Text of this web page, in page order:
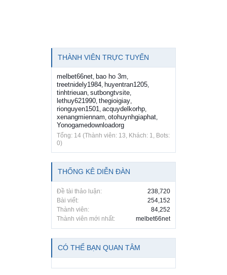
THÀNH VIÊN TRỰC TUYẾN
melbet66net, bao ho 3m,
treetnidely1984, huyentran1205,
tinhtrieuan, sutbongtvsite,
lethuy621990, thegioigiay,
rionguyen1501, acquydelkorhp,
xenangmiennam, otohuynhgiaphat,
Yonogamedownloadorg
Tổng: 14 (Thành viên: 13, Khách: 1, Bots:
0)
THỐNG KÊ DIỄN ĐÀN
Đề tài thảo luận:
238,720
Bài viết:
254,152
Thành viên:
84,252
Thành viên mới nhất:
melbet66net
CÓ THỂ BẠN QUAN TÂM